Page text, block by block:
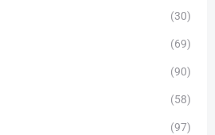
(30)
(69)
(90)
(58)
(97)